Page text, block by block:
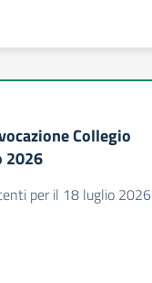
Collegio
2026
per il 18 luglio 2026